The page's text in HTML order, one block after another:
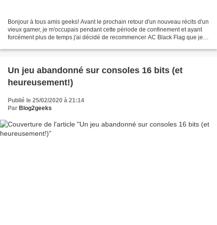
Bonjour à tous amis geeks! Avant le prochain retour d'un nouveau récits d'un
vieux gamer, je m'occupais pendant cette période de confinement et ayant
forcément plus de temps j'ai décidé de recommencer AC Black Flag que je
Un jeu abandonné sur consoles 16 bits (et
heureusement!)
Publié le 25/02/2020 à 21:14
Par Blog2geeks